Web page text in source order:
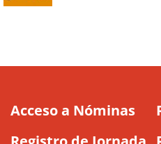
Acceso a Nóminas